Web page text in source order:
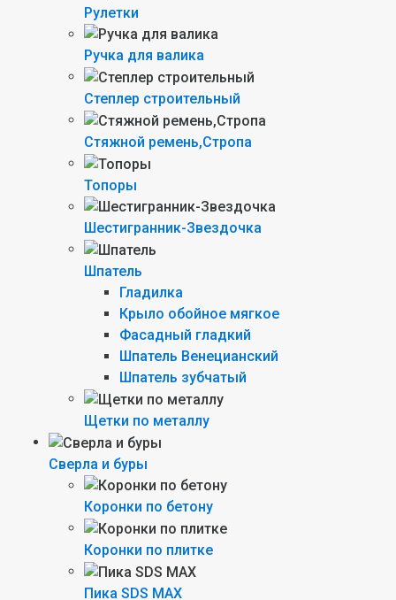
Рулетки
Ручка для валика
Степлер строительный
Стяжной ремень,Стропа
Топоры
Шестигранник-Звездочка
Шпатель
Гладилка
Крыло обойное мягкое
Фасадный гладкий
Шпатель Венецианский
Шпатель зубчатый
Щетки по металлу
Сверла и буры
Коронки по бетону
Коронки по плитке
Пика SDS MAX